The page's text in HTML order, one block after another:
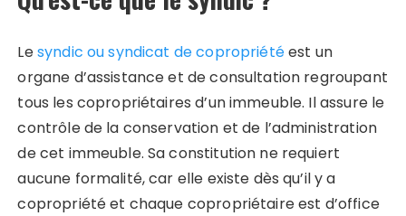
Lesyndic ou syndicat de copropriétéest un
organe d’assistance et de consultation regroupant
tous les copropriétaires d’un immeuble. Il assure le
contrôle de la conservation et de l’administration
de cet immeuble. Sa constitution ne requiert
aucune formalité, car elle existe dès qu’il y a
copropriété et chaque copropriétaire est d’office